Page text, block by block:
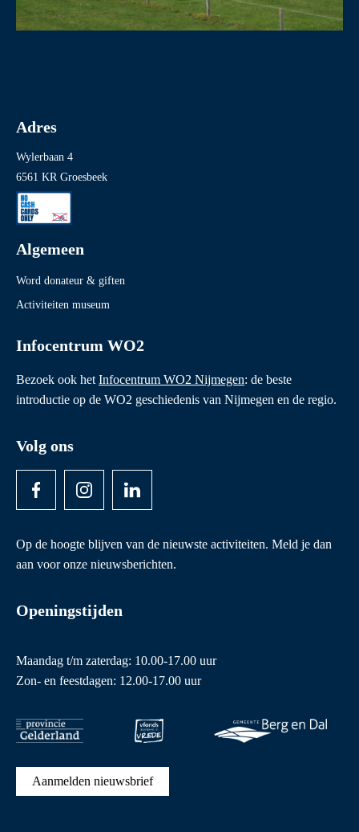
Adres
Wylerbaan 4
6561 KR Groesbeek
Algemeen
Word donateur & giften
Activiteiten museum
Infocentrum WO2
Bezoek ook het Infocentrum WO2 Nijmegen: de beste
introductie op de WO2 geschiedenis van Nijmegen en de regio.
Volg ons
Op de hoogte blijven van de nieuwste activiteiten. Meld je dan
aan voor onze nieuwsberichten.
Openingstijden
Maandag t/m zaterdag: 10.00-17.00 uur
Zon- en feestdagen: 12.00-17.00 uur
Aanmelden nieuwsbrief